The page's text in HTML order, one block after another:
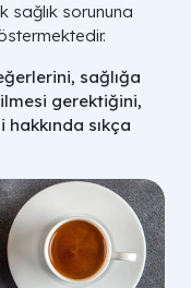
sağlık sorununa
sağlığa
gerektiğini,
sıkça